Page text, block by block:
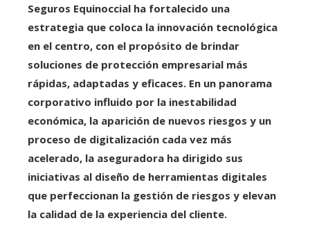
Seguros Equinoccial ha fortalecido una
estrategia que coloca la innovación tecnológica
en el centro, con el propósito de brindar
soluciones de protección empresarial más
rápidas, adaptadas y eficaces. En un panorama
corporativo influido por la inestabilidad
económica, la aparición de nuevos riesgos y un
proceso de digitalización cada vez más
acelerado, la aseguradora ha dirigido sus
iniciativas al diseño de herramientas digitales
que perfeccionan la gestión de riesgos y elevan
la calidad de la experiencia del cliente.